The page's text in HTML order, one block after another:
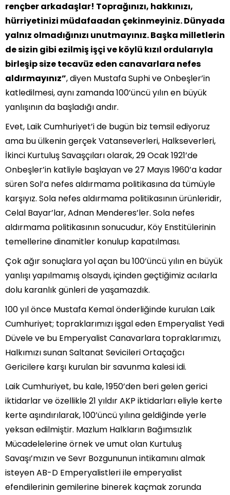
rençber arkadaşlar! Toprağınızı, hakkınızı,
hürriyetinizi müdafaadan çekinmeyiniz. Dünyada
yalnız olmadığınızı unutmayınız. Başka milletlerin
de sizin gibi ezilmiş işçi ve köylü kızıl ordularıyla
birleşip size tecavüz eden canavarlara nefes
aldırmayınız”, diyen Mustafa Suphi ve Onbeşler’in
katledilmesi, aynı zamanda 100’üncü yılın en büyük
yanlışının da başladığı andır.
Evet, Laik Cumhuriyet’i de bugün biz temsil ediyoruz
ama bu ülkenin gerçek Vatanseverleri, Halkseverleri,
İkinci Kurtuluş Savaşçıları olarak, 29 Ocak 1921’de
Onbeşler’in katliyle başlayan ve 27 Mayıs 1960’a kadar
süren Sol’a nefes aldırmama politikasına da tümüyle
karşıyız. Sola nefes aldırmama politikasının ürünleridir,
Celal Bayar’lar, Adnan Menderes’ler. Sola nefes
aldırmama politikasının sonucudur, Köy Enstitülerinin
temellerine dinamitler konulup kapatılması.
Çok ağır sonuçlara yol açan bu 100’üncü yılın en büyük
yanlışı yapılmamış olsaydı, içinden geçtiğimiz acılarla
dolu karanlık günleri de yaşamazdık.
100 yıl önce Mustafa Kemal önderliğinde kurulan Laik
Cumhuriyet; topraklarımızı işgal eden Emperyalist Yedi
Düvele ve bu Emperyalist Canavarlara topraklarımızı,
Halkımızı sunan Saltanat Sevicileri Ortaçağcı
Gericilere karşı kurulan bir savunma kalesi idi.
Laik Cumhuriyet, bu kale, 1950’den beri gelen gerici
iktidarlar ve özellikle 21 yıldır AKP iktidarları eliyle kerte
kerte aşındırılarak, 100’üncü yılına geldiğinde yerle
yeksan edilmiştir. Mazlum Halkların Bağımsızlık
Mücadelelerine örnek ve umut olan Kurtuluş
Savaşı’mızın ve Sevr Bozgununun intikamını almak
isteyen AB-D Emperyalistleri ile emperyalist
efendilerinin gemilerine binerek kaçmak zorunda